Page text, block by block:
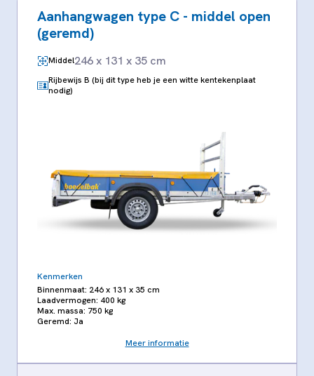
Aanhangwagen type C - middel open
(geremd)
Middel246 x 131 x 35 cm
Rijbewijs B (bij dit type heb je een witte kentekenplaat
nodig)
Kenmerken
Binnenmaat: 246 x 131 x 35 cm
Laadvermogen: 400 kg
Max. massa: 750 kg
Geremd: Ja
Meer informatie